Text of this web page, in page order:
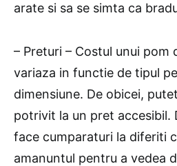
arate si sa se simta ca
– Preturi – Costul unui pom
variaza in functie de tipul
dimensiune. De obicei,
potrivit la un pret accesibil.
face cumparaturi la diferiti
amanuntul pentru a vedea